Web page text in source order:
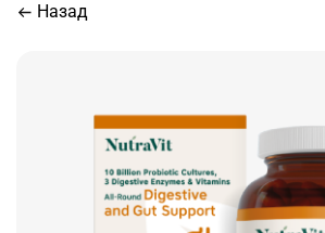
Назад